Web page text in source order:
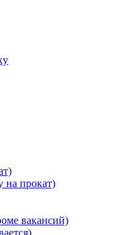
на прокат)
вакансий)